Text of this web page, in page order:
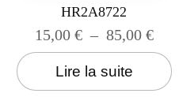
HR2A8722
15,00 € – 85,00 €
Lire la suite